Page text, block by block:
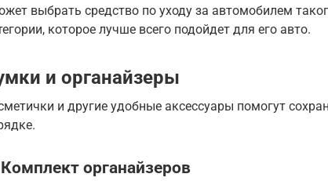
выбрать средство по уходу за автомобилем
которое лучше всего подойдет для его авто.
и органайзеры
и другие удобные аксессуары помогут
органайзеров